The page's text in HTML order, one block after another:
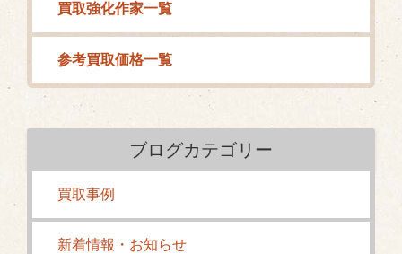
買取強化作家一覧
参考買取価格一覧
ブログカテゴリー
買取事例
新着情報・お知らせ